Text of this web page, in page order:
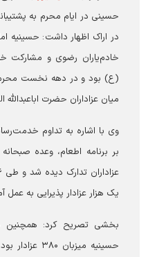
حسینی در ایام محرم به
در اراک اظهار داشت: حسینیه
خادم‌یاران رضوی و مشارکت
میان عزاداران حضرت
وی با اشاره به تداوم
بر برنامه اطعام، وعده
یک هزار عزادار پذیرایی به عمل
بخشی تصریح کرد: همچنین